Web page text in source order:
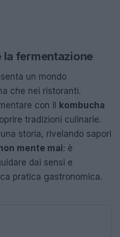
la fermentazione
un mondo
che nei ristoranti.
con il kombucha
tradizioni culinarie.
storia, rivelando sapori
mente mai: è
dai sensi e
pratica gastronomica.